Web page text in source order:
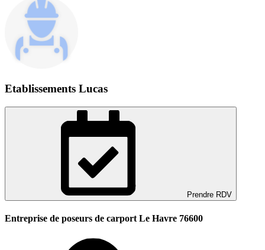
Etablissements Lucas
Prendre RDV
Entreprise de poseurs de carport Le Havre 76600